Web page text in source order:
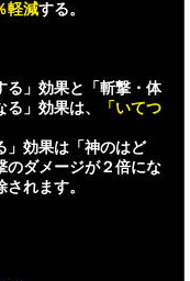
軽減する。
」効果と「斬撃・体
」効果は、
「いてつ
」効果は「神のはど
のダメージが２倍にな
れます。